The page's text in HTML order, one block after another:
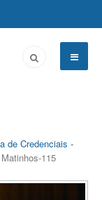
de Credenciais -
115